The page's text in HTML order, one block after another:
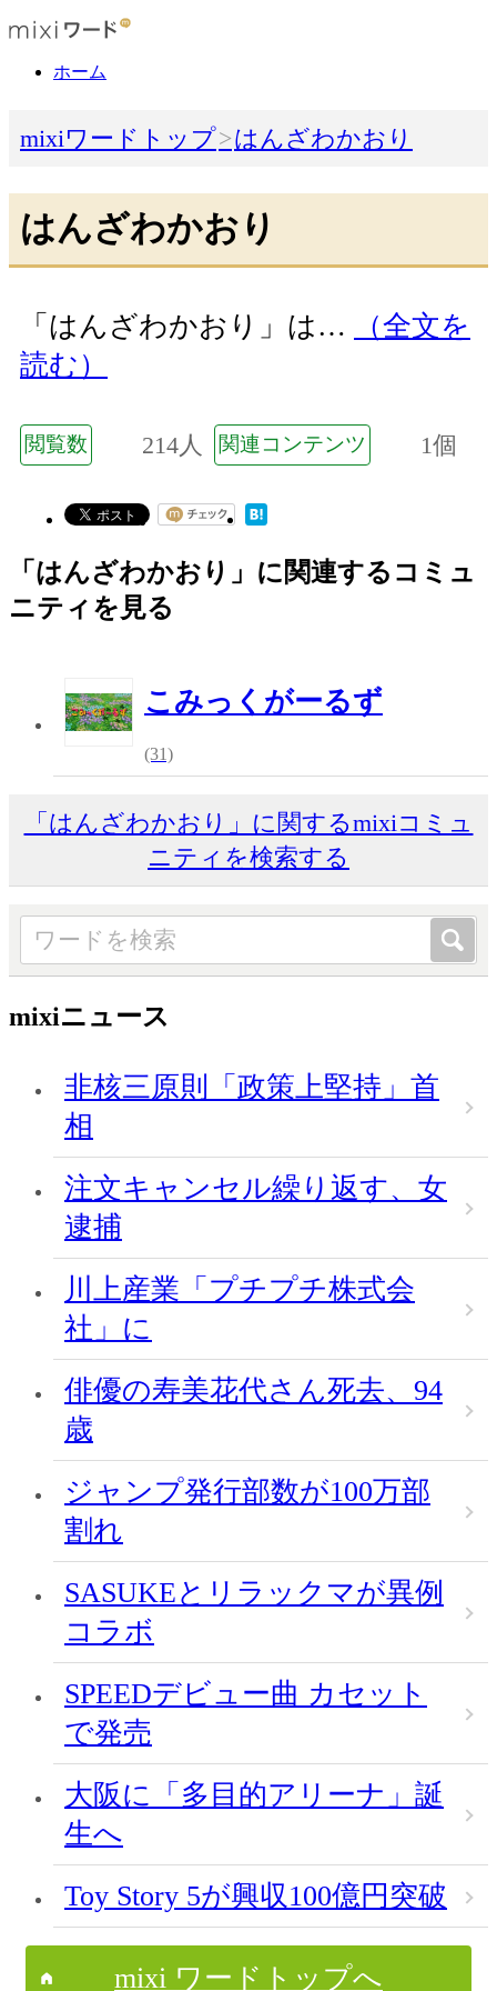
ホーム
mixiワードトップ はんざわかおり
はんざわかおり
「はんざわかおり」は…
（全文を
読む）
閲覧数 214人 関連コンテンツ 1個
「はんざわかおり」に関連するコミュ
ニティを見る
こみっくがーるず
(31)
「はんざわかおり」に関するmixiコミュ
ニティを検索する
mixiニュース
非核三原則「政策上堅持」首
相
注文キャンセル繰り返す、女
逮捕
川上産業「プチプチ株式会
社」に
俳優の寿美花代さん死去、94
歳
ジャンプ発行部数が100万部
割れ
SASUKEとリラックマが異例
コラボ
SPEEDデビュー曲 カセット
で発売
大阪に「多目的アリーナ」誕
生へ
Toy Story 5が興収100億円突破
mixi ワードトップへ